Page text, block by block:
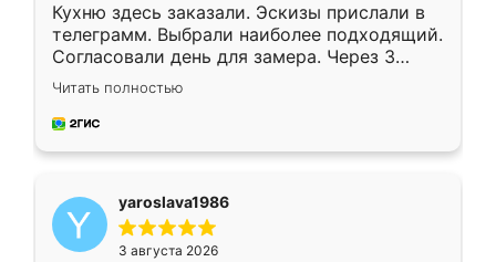
Кухню здесь заказали. Эскизы прислали в
телеграмм. Выбрали наиболее подходящий.
Согласовали день для замера. Через 3
недели кухня была уже готова. Остались
довольны работой. Спасибо Ренессанс
мебель за качественную работу!
Читать полностью
yaroslava1986
3 августа 2026